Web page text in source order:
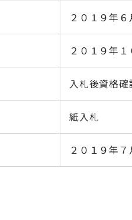
２０１９年６
２０１９年
入札後資格
紙入札
２０１９年７